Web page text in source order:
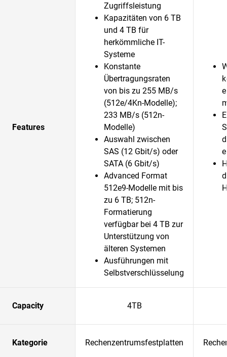
Features
Zugriffsleistung
Kapazitäten von 6 TB
und 4 TB für
herkömmliche IT-
Systeme
Konstante
Übertragungsraten
von bis zu 255 MB/s
(512e/4Kn-Modelle);
233 MB/s (512n-
Modelle)
Auswahl zwischen
SAS (12 Gbit/s) oder
SATA (6 Gbit/s)
Advanced Format
512e9-Modelle mit bis
zu 6 TB; 512n-
Formatierung
verfügbar bei 4 TB zur
Unterstützung von
älteren Systemen
Ausführungen mit
Selbstverschlüsselung
Capacity 4TB
Kategorie Rechenzentrumsfestplatten